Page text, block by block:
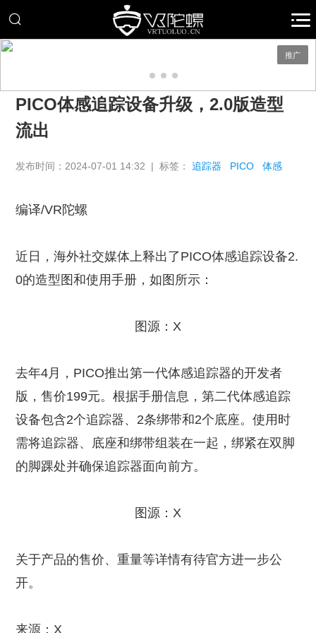
推广
PICO体感追踪设备升级，2.0版造型
流出
发布时间：2024-07-01 14:32 | 标签：追踪器 PICO 体感
编译/VR陀螺
近日，海外社交媒体上释出了PICO体感追踪设备2.
0的造型图和使用手册，如图所示：
图源：X
去年4月，PICO推出第一代体感追踪器的开发者
版，售价199元。根据手册信息，第二代体感追踪
设备包含2个追踪器、2条绑带和2个底座。使用时
需将追踪器、底座和绑带组装在一起，绑紧在双脚
的脚踝处并确保追踪器面向前方。
图源：X
关于产品的售价、重量等详情有待官方进一步公
开。
来源：X